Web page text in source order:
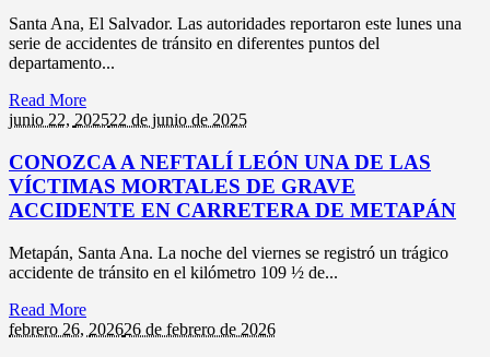
Santa Ana, El Salvador. Las autoridades reportaron este lunes una
serie de accidentes de tránsito en diferentes puntos del
departamento...
Read More
junio 22, 202522 de junio de 2025
CONOZCA A NEFTALÍ LEÓN UNA DE LAS
VÍCTIMAS MORTALES DE GRAVE
ACCIDENTE EN CARRETERA DE METAPÁN
Metapán, Santa Ana. La noche del viernes se registró un trágico
accidente de tránsito en el kilómetro 109 ½ de...
Read More
febrero 26, 202626 de febrero de 2026